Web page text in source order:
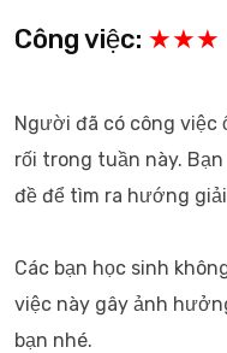
Công việc: ★★★
Người đã có công việc
rối trong tuần này.
đề để tìm ra hướng
Các bạn học sinh
việc này gây ảnh
bạn nhé.